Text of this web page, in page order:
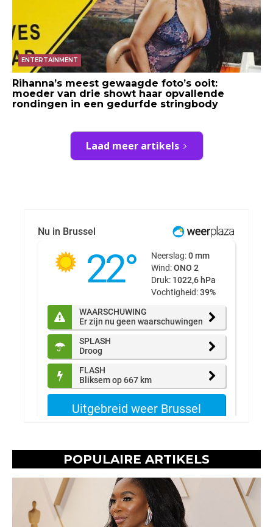
ENTERTAINMENT
Rihanna’s meest gewaagde foto’s ooit:
moeder van drie showt haar opvallende
rondingen in een gedurfde stringbody
Laad meer artikels
POPULAIRE ARTIKELS